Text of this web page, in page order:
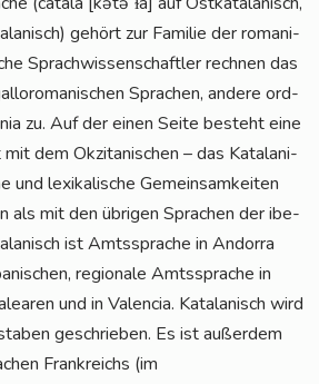
gehört zur Fami­lie der roma­ni­
Sprach­wis­sen­schaft­ler rech­nen das
Spra­chen, ande­re ord­
zu. Auf der einen Sei­te besteht eine
dem Okzita­ni­schen – das Kata­la­ni­
und lexi­ka­li­sche Gemein­sam­kei­ten
als mit den übri­gen Spra­chen der ibe­
ist Amts­spra­che in Andor­ra
regio­na­le Amts­spra­che in
und in Valen­cia. Kata­la­nisch wird
geschrie­ben. Es ist außer­dem
Frank­reichs (im